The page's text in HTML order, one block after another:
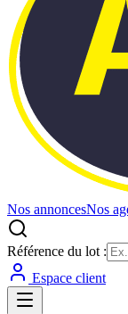
Nos annoncesNos
Référence du lot :
Espace client